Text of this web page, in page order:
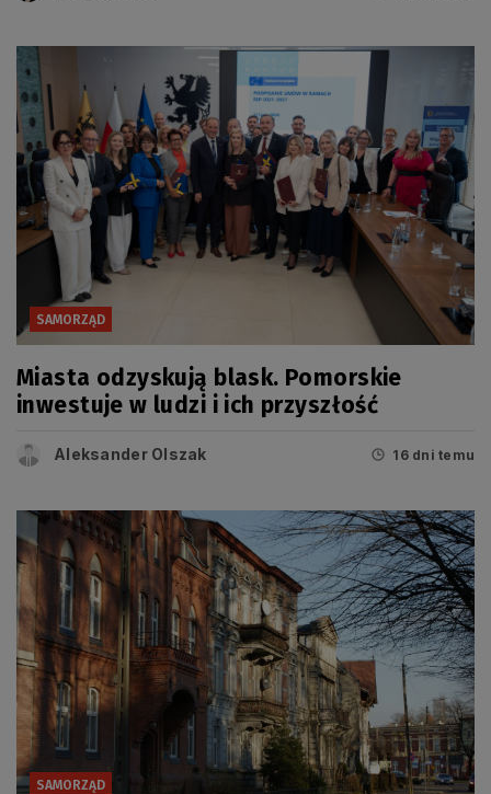
SAMORZĄD
Miasta odzyskują blask. Pomorskie
inwestuje w ludzi i ich przyszłość
Aleksander Olszak 16 dni temu
SAMORZĄD